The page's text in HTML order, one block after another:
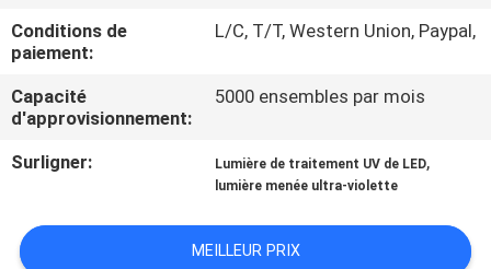
NOUS
NOUVELLES
DEMANDEZ
CITATION
Conditions de
paiement:
L/C, T/T, Western Union, Paypal,
Capacité
d'approvisionnement:
5000 ensembles par mois
Surligner: Lumière de traitement UV de LED,
lumière menée ultra-violette
MEILLEUR PRIX